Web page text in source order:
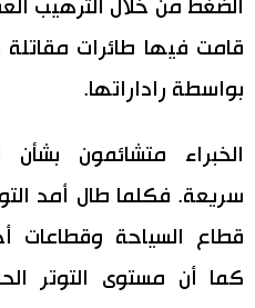
الضغط من خلال الترهيب
قامت فيها طائرات مقاتلة
بواسطة راداراتها.
الخبراء متشائمون
سريعة. فكلما طال أمد
قطاع السياحة وقطاعات
كما أن مستوى التوتر